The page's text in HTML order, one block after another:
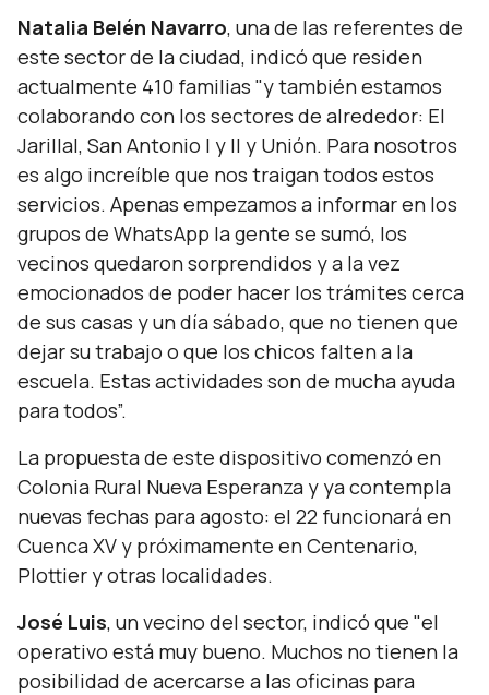
Natalia Belén Navarro, una de las referentes de
este sector de la ciudad, indicó que residen
actualmente 410 familias "y también estamos
colaborando con los sectores de alrededor: El
Jarillal, San Antonio I y II y Unión. Para nosotros
es algo increíble que nos traigan todos estos
servicios. Apenas empezamos a informar en los
grupos de WhatsApp la gente se sumó, los
vecinos quedaron sorprendidos y a la vez
emocionados de poder hacer los trámites cerca
de sus casas y un día sábado, que no tienen que
dejar su trabajo o que los chicos falten a la
escuela. Estas actividades son de mucha ayuda
para todos”.
La propuesta de este dispositivo comenzó en
Colonia Rural Nueva Esperanza y ya contempla
nuevas fechas para agosto: el 22 funcionará en
Cuenca XV y próximamente en Centenario,
Plottier y otras localidades.
José Luis, un vecino del sector, indicó que "el
operativo está muy bueno. Muchos no tienen la
posibilidad de acercarse a las oficinas para